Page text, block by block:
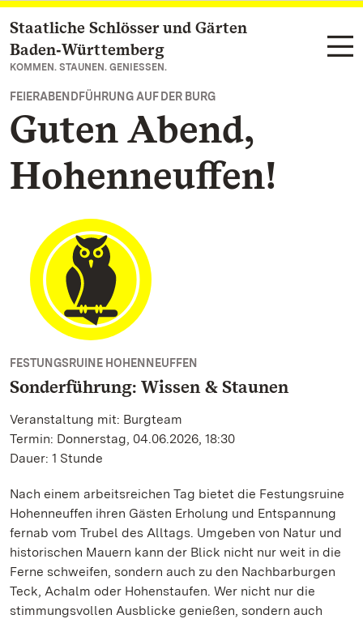
Zum Hauptinhalt springen
Staatliche Schlösser und Gärten
Baden‑Württemberg
KOMMEN. STAUNEN. GENIESSEN.
FEIERABENDFÜHRUNG AUF DER BURG
Guten Abend,
Hohenneuffen!
FESTUNGSRUINE HOHENNEUFFEN
Sonderführung: Wissen & Staunen
Veranstaltung mit: Burgteam
Termin: Donnerstag, 04.06.2026, 18:30
Dauer: 1 Stunde
Nach einem arbeitsreichen Tag bietet die Festungsruine
Hohenneuffen ihren Gästen Erholung und Entspannung
fernab vom Trubel des Alltags. Umgeben von Natur und
historischen Mauern kann der Blick nicht nur weit in die
Ferne schweifen, sondern auch zu den Nachbarburgen
Teck, Achalm oder Hohenstaufen. Wer nicht nur die
stimmungsvollen Ausblicke genießen, sondern auch